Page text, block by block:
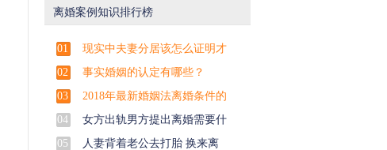
离婚案例知识排行榜
01
现实中夫妻分居该怎么证明才
02
事实婚姻的认定有哪些？
03
2018年最新婚姻法离婚条件的
04
女方出轨男方提出离婚需要什
05
人妻背着老公去打胎 换来离